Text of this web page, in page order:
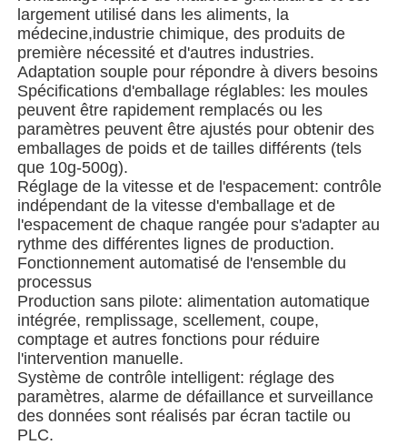
Machine à emballer à plusieurs voies
Machine déshydratante de machine à mettre sous
Machine à compter les cartes
Machines d'emballage
machine à cartonner
machine de remplissage
machine de boulette
largement utilisé dans les aliments, la
médecine,industrie chimique, des produits de
première nécessité et d'autres industries.
Adaptation souple pour répondre à divers besoins
Spécifications d'emballage réglables: les moules
peuvent être rapidement remplacés ou les
paramètres peuvent être ajustés pour obtenir des
emballages de poids et de tailles différents (tels
que 10g-500g).
Réglage de la vitesse et de l'espacement: contrôle
indépendant de la vitesse d'emballage et de
l'espacement de chaque rangée pour s'adapter au
rythme des différentes lignes de production.
Fonctionnement automatisé de l'ensemble du
processus
Production sans pilote: alimentation automatique
intégrée, remplissage, scellement, coupe,
comptage et autres fonctions pour réduire
l'intervention manuelle.
Système de contrôle intelligent: réglage des
paramètres, alarme de défaillance et surveillance
des données sont réalisés par écran tactile ou
PLC.